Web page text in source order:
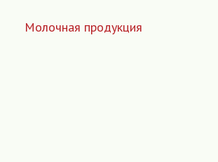
Молочная продукция